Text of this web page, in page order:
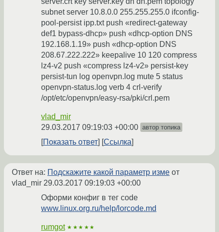
subnet server 10.8.0.0 255.255.255.0 ifconfig-
pool-persist ipp.txt push «redirect-gateway
def1 bypass-dhcp» push «dhcp-option DNS
192.168.1.19» push «dhcp-option DNS
208.67.222.222» keepalive 10 120 compress
lz4-v2 push «compress lz4-v2» persist-key
persist-tun log openvpn.log mute 5 status
openvpn-status.log verb 4 crl-verify
/opt/etc/openvpn/easy-rsa/pki/crl.pem
vlad_mir
29.03.2017 09:19:03 +00:00 автор топика
Показать ответ Ссылка
Ответ на: Подскажите какой параметр изме от
vlad_mir 29.03.2017 09:19:03 +00:00
Оформи конфиг в тег code
www.linux.org.ru/help/lorcode.md
rumgot ★★★★★